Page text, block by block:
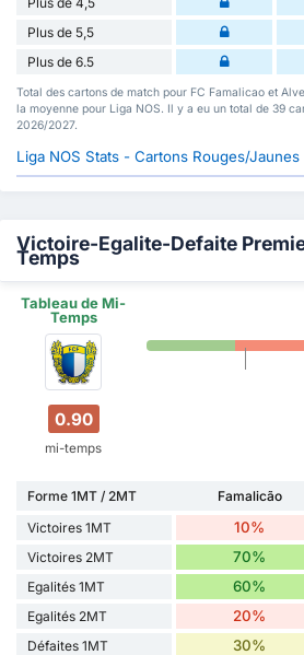
Plus de 5,5
Plus de 6.5
Total des cartons de match pour FC Famalicao et
la moyenne pour Liga NOS. Il y a eu un total de 39
2026/2027.
Liga NOS Stats - Cartons Rouges/Jaunes
Victoire-Egalite-Defaite
Temps
Tableau de Mi-
Temps
0.90
mi-temps
Forme 1MT / 2MT Famalicão
Victoires 1MT
10%
Victoires 2MT 70%
Egalités 1MT 60%
Egalités 2MT 20%
Défaites 1MT 30%